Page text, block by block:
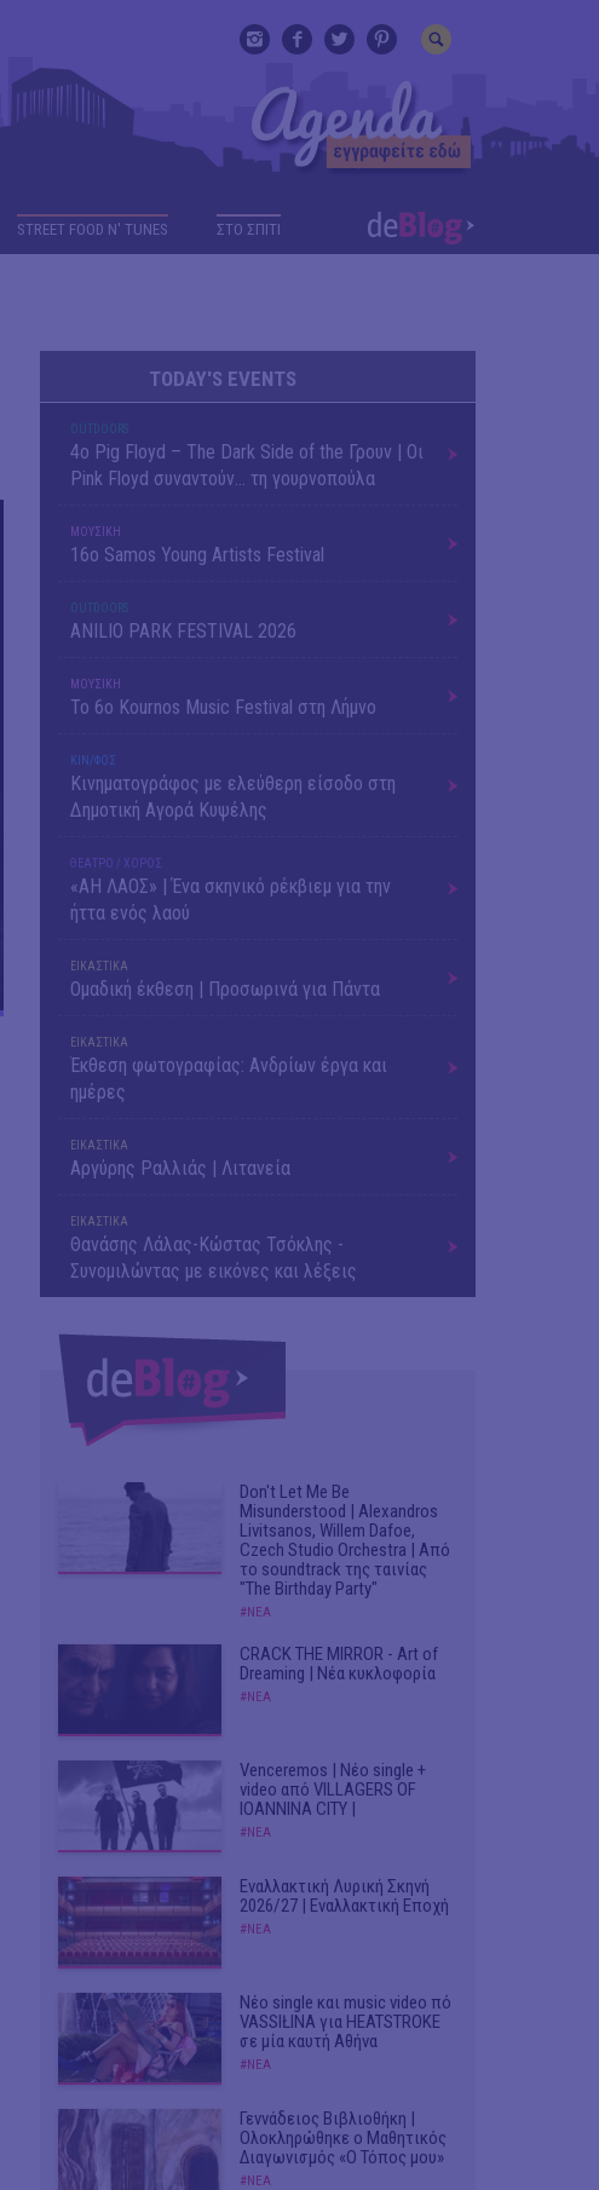
STREET FOOD N' TUNES ΣΤΟ ΣΠΙΤΙ
TODAY'S EVENTS
OUTDΟORS
4ο Pig Floyd – The Dark Side of the Γρουν | Οι
Pink Floyd συναντούν… τη γουρνοπούλα
ΜΟΥΣΙΚΗ
16o Samos Young Artists Festival
OUTDΟORS
ANILIO PARK FESTIVAL 2026
ΜΟΥΣΙΚΗ
Το 6ο Kournos Music Festival στη Λήμνο
ΚΙΝ/ΦΟΣ
Κινηματογράφος με ελεύθερη είσοδο στη
Δημοτική Αγορά Κυψέλης
ΘΕΑΤΡΟ / ΧΟΡΟΣ
«ΑΗ ΛΑΟΣ» | Ένα σκηνικό ρέκβιεμ για την
ήττα ενός λαού
ΕΙΚΑΣΤΙΚΑ
Ομαδική έκθεση | Προσωρινά για Πάντα
ΕΙΚΑΣΤΙΚΑ
Έκθεση φωτογραφίας: Ανδρίων έργα και
ημέρες
ΕΙΚΑΣΤΙΚΑ
Αργύρης Ραλλιάς | Λιτανεία
ΕΙΚΑΣΤΙΚΑ
Θανάσης Λάλας-Κώστας Τσόκλης -
Συνομιλώντας με εικόνες και λέξεις
Don't Let Me Be
Misunderstood | Alexandros
Livitsanos, Willem Dafoe,
Czech Studio Orchestra | Από
το soundtrack της ταινίας
"The Birthday Party"
#ΝΕΑ
CRACK THE MIRROR - Art of
Dreaming | Νέα κυκλοφορία
#ΝΕΑ
Venceremos | Νέο single +
video από VILLAGERS OF
IOANNINA CITY |
#ΝΕΑ
Εναλλακτική Λυρική Σκηνή
2026/27 | Εναλλακτική Εποχή
#ΝΕΑ
Νέο single και music video πό
VASSIŁINA για HEATSTROKE
σε μία καυτή Αθήνα
#ΝΕΑ
Γεννάδειος Βιβλιοθήκη |
Ολοκληρώθηκε ο Μαθητικός
Διαγωνισμός «Ο Τόπος μου»
#ΝΕΑ